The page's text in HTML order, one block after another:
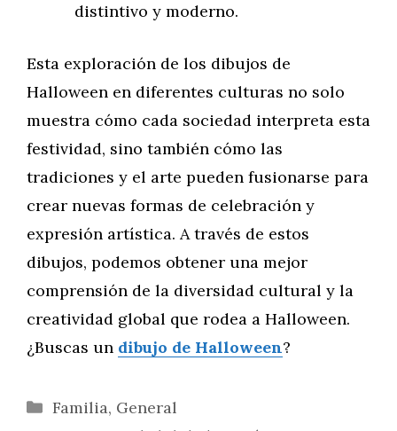
distintivo y moderno.
Esta exploración de los dibujos de
Halloween en diferentes culturas no solo
muestra cómo cada sociedad interpreta esta
festividad, sino también cómo las
tradiciones y el arte pueden fusionarse para
crear nuevas formas de celebración y
expresión artística. A través de estos
dibujos, podemos obtener una mejor
comprensión de la diversidad cultural y la
creatividad global que rodea a Halloween.
¿Buscas un dibujo de Halloween?
Categorías
Familia, General